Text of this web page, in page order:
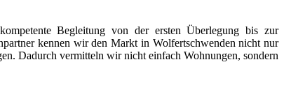
Begleitung von der ersten Überlegung bis zur
kennen wir den Markt in Wolfertschwenden nicht nur
Dadurch vermitteln wir nicht einfach Wohnungen, sondern